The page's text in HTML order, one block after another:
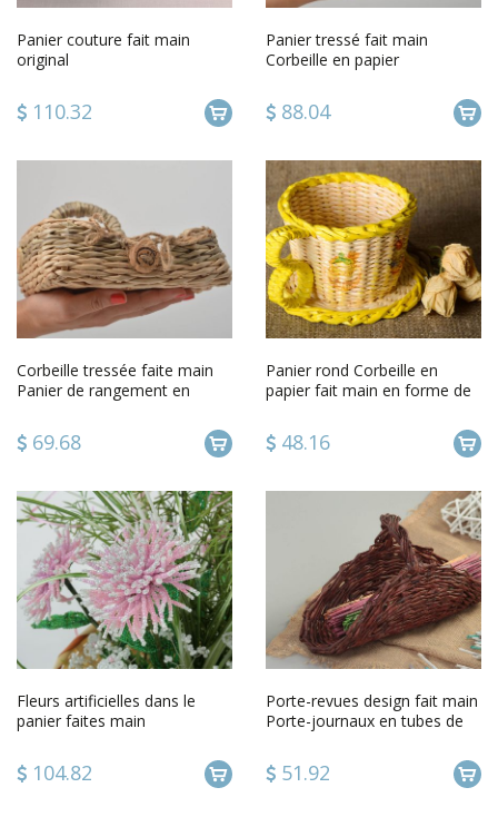
Panier couture fait main
original
110.32
Panier tressé fait main
Corbeille en papier
anses
88.04
Corbeille tressée faite main
Panier de rangement en
69.68
Panier rond Corbeille en
papier fait main en forme de
48.16
Fleurs artificielles dans le
panier faites main
104.82
Porte-revues design fait main
Porte-journaux en tubes de
51.92